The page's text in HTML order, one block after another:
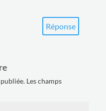
Réponse
Les champs